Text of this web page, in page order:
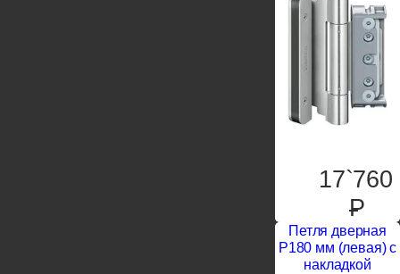
17`760
P
Петля дверная
P180 мм (левая) c
накладкой